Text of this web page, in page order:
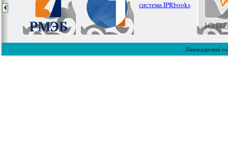
Павлодарский